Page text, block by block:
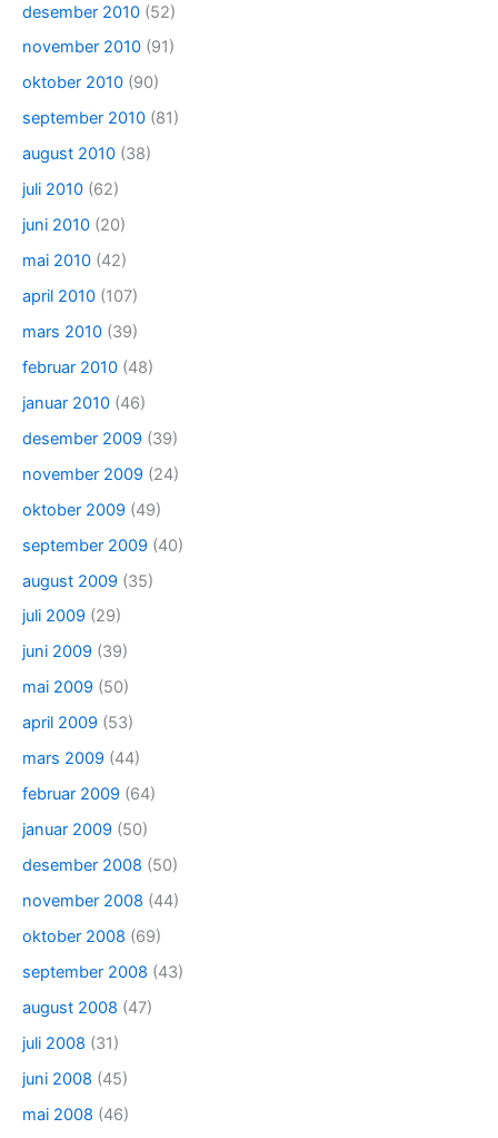
desember 2010 (52)
november 2010 (91)
oktober 2010 (90)
september 2010 (81)
august 2010 (38)
juli 2010 (62)
juni 2010 (20)
mai 2010 (42)
april 2010 (107)
mars 2010 (39)
februar 2010 (48)
januar 2010 (46)
desember 2009 (39)
november 2009 (24)
oktober 2009 (49)
september 2009 (40)
august 2009 (35)
juli 2009 (29)
juni 2009 (39)
mai 2009 (50)
april 2009 (53)
mars 2009 (44)
februar 2009 (64)
januar 2009 (50)
desember 2008 (50)
november 2008 (44)
oktober 2008 (69)
september 2008 (43)
august 2008 (47)
juli 2008 (31)
juni 2008 (45)
mai 2008 (46)